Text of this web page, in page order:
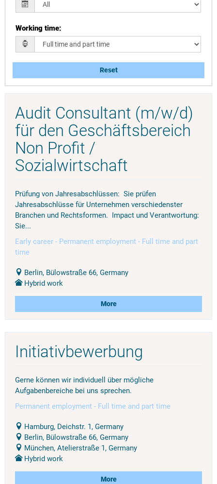
Working time:
Reset
Audit Consultant (m/w/d)
für den Geschäftsbereich
Non Profit /
Sozialwirtschaft
Prüfung von Jahresabschlüssen: Sie prüfen
Jahresabschlüsse für Unternehmen verschiedenster
Branchen und Rechtsformen. Impact und Verantwortung:
Sie...
Early career - Permanent employment - Full time and part
time
Berlin, Bülowstraße 66, Germany
Hybrid work
More
Initiativbewerbung
Gerne können wir individuell über mögliche
Aufgabenbereiche bei uns sprechen.
Permanent employment - Full time and part time
Hamburg, Deichstr. 1, Germany
Berlin, Bülowstraße 66, Germany
München, Atelierstraße 1, Germany
Hybrid work
More